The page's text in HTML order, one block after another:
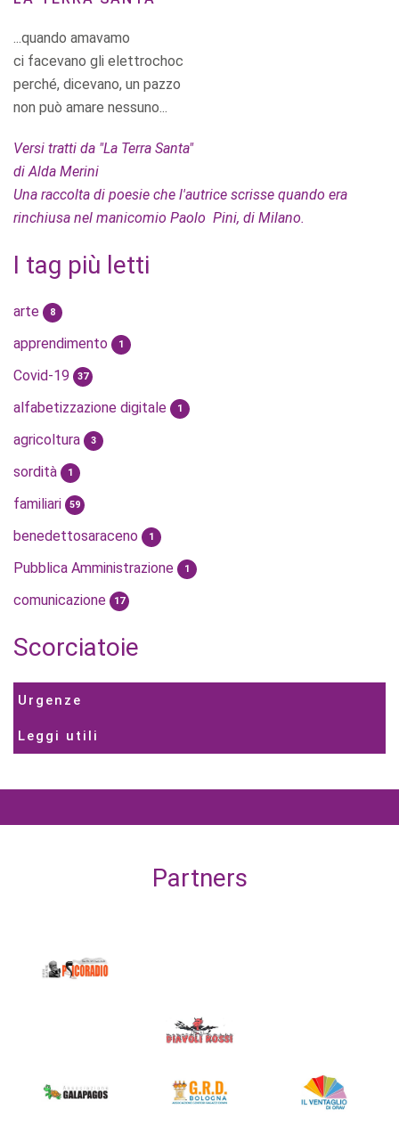
...quando amavamo
ci facevano gli elettrochoc
perché, dicevano, un pazzo
non può amare nessuno...
Versi tratti da "La Terra Santa"
di Alda Merini
Una raccolta di poesie che l'autrice scrisse quando era
rinchiusa nel manicomio Paolo Pini, di Milano.
I tag più letti
arte 8
apprendimento 1
Covid-19 37
alfabetizzazione digitale 1
agricoltura 3
sordità 1
familiari 59
benedettosaraceno 1
Pubblica Amministrazione 1
comunicazione 17
Scorciatoie
Urgenze
Leggi utili
Partners